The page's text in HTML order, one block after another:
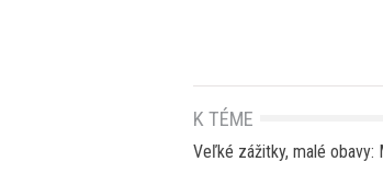
K TÉME
Veľké zážitky, malé